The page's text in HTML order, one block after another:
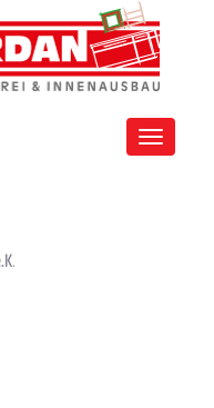
Toggle
.